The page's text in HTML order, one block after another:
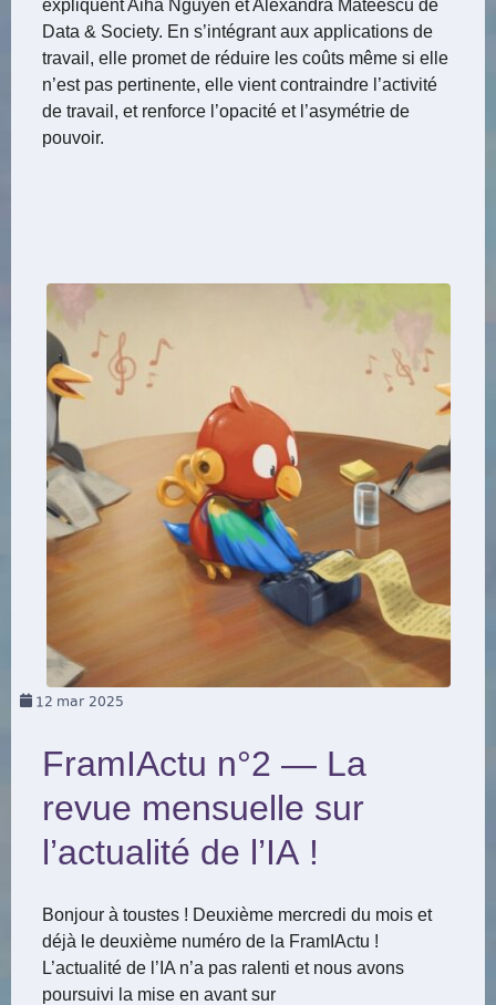
expliquent Aiha Nguyen et Alexandra Mateescu de
Data & Society. En s’intégrant aux applications de
travail, elle promet de réduire les coûts même si elle
n’est pas pertinente, elle vient contraindre l’activité
de travail, et renforce l’opacité et l’asymétrie de
pouvoir.
12 mar 2025
FramIActu n°2 — La
revue mensuelle sur
l’actualité de l’IA !
Bonjour à toustes ! Deuxième mercredi du mois et
déjà le deuxième numéro de la FramIActu !
L’actualité de l’IA n’a pas ralenti et nous avons
poursuivi la mise en avant sur